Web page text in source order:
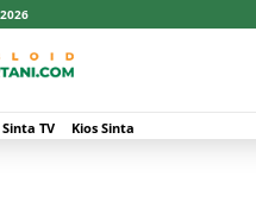
Sinta TV Kios Sinta